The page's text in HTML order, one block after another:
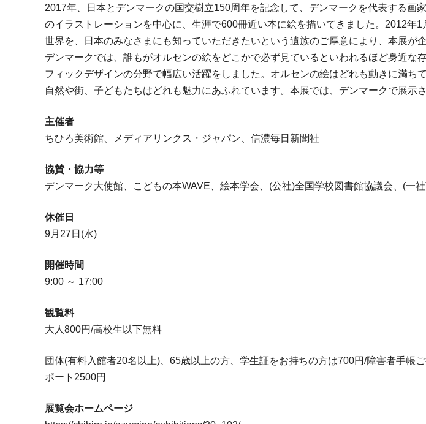
2017年、日本とデンマークの国交樹立150周年を記念して、デンマークを代表する
のイラストレーションを中心に、生涯で600冊近い本に絵を描いてきました。2012
世界を、日本のみなさまにも知っていただきたいという遺族のご厚意により、本展が
デンマークでは、誰もがオルセンの絵をどこかで必ず見ているといわれるほど身近
フィックデザインの分野で幅広い活躍をしました。オルセンの絵はどれも動きに満
自然や街、子どもたちはどれも魅力にあふれています。本展では、デンマークで展示
主催者
ちひろ美術館、メディアリンクス・ジャパン、信濃毎日新聞社
協賛・協力等
デンマーク大使館、こどもの本WAVE、絵本学会、(公社)全国学校図書館協議会、(一
休催日
9月27日(水)
開催時間
9:00 ～ 17:00
観覧料
大人800円/高校生以下無料
団体(有料入館者20名以上)、65歳以上の方、学生証をお持ちの方は700円/障害者手帳
ポート2500円
展覧会ホームページ